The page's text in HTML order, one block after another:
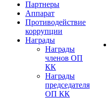
Партнеры
Аппарат
Противодействие
коррупции
Награды
Награды
членов ОП
КК
Награды
председателя
ОП КК